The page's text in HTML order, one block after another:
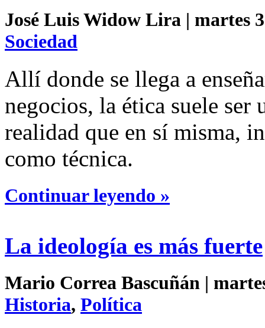
José Luis Widow Lira | martes
Sociedad
Allí donde se llega a
negocios, la ética suele
realidad que en sí misma,
como técnica.
Continuar leyendo »
La ideología es más fuerte
Mario Correa Bascuñán |
Historia, Política